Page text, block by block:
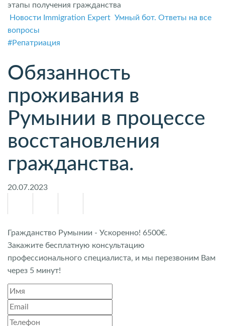
этапы получения гражданства
Новости Immigration Expert Умный бот. Ответы на все
вопросы
#Репатриация
Обязанность
проживания в
Румынии в процессе
восстановления
гражданства.
20.07.2023
Гражданство Румынии - Ускоренно! 6500€.
Закажите бесплатную консультацию
профессионального специалиста, и мы перезвоним Вам
через 5 минут!